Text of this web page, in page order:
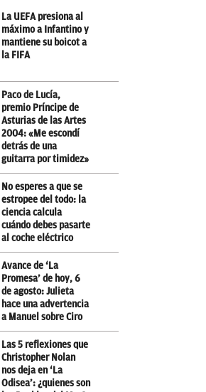
La UEFA presiona al
máximo a Infantino y
mantiene su boicot a
la FIFA
Paco de Lucía,
premio Príncipe de
Asturias de las Artes
2004: «Me escondí
detrás de una
guitarra por timidez»
No esperes a que se
estropee del todo: la
ciencia calcula
cuándo debes pasarte
al coche eléctrico
Avance de ‘La
Promesa’ de hoy, 6
de agosto: Julieta
hace una advertencia
a Manuel sobre Ciro
Las 5 reflexiones que
Christopher Nolan
nos deja en ‘La
Odisea’: ¿quienes son